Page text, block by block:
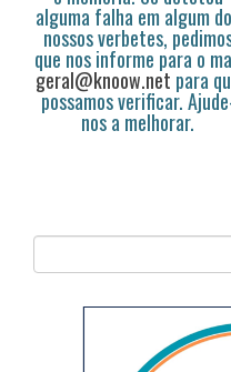
alguma falha em algum
nossos verbetes,
que nos informe para o
geral@knoow.net para
possamos verificar.
nos a melhorar.